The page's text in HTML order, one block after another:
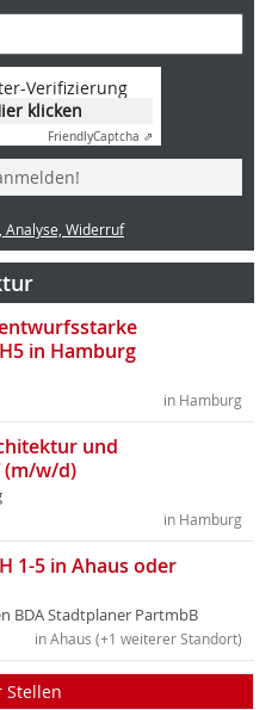
Verifizierung
klicken
FriendlyCaptcha ⇗
Analyse, Widerruf
in Hamburg
in Hamburg
und
(m/w/d)
in Hamburg
1-5 in Ahaus oder
BDA Stadtplaner PartmbB
in Ahaus (+1 weiterer Standort)
Stellen